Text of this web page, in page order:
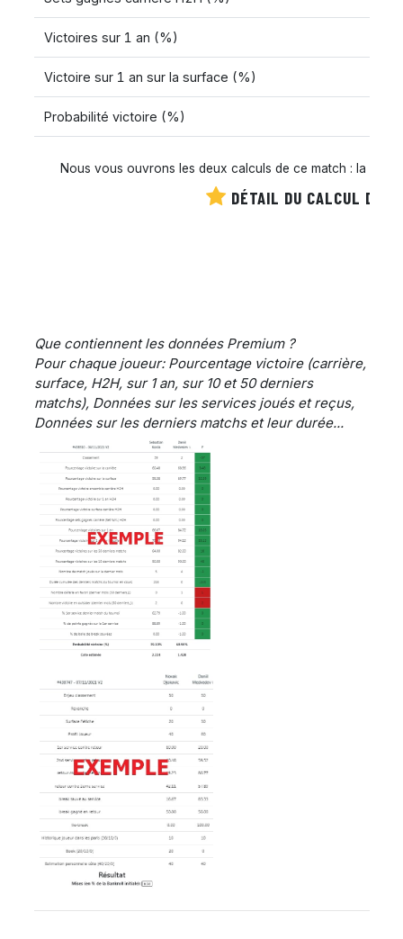
Victoires sur 1 an (%)
Victoire sur 1 an sur la surface (%)
Probabilité victoire (%)
Nous vous ouvrons les deux calculs de ce match : la
DÉTAIL DU CALCUL DE
Que contiennent les données Premium ?
Pour chaque joueur: Pourcentage victoire (carrière,
surface, H2H, sur 1 an, sur 10 et 50 derniers
matchs), Données sur les services joués et reçus,
Données sur les derniers matchs et leur durée...